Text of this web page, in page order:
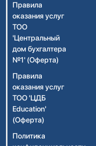
Правила
оказания услуг
ТОО
'Центральный
дом бухгалтера
№1' (Оферта)
Правила
оказания услуг
ТОО 'ЦДБ
Education'
(Оферта)
Политика